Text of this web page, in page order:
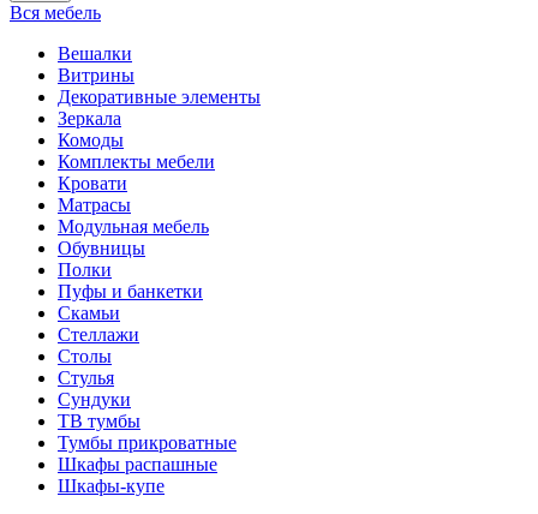
Вся мебель
Вешалки
Витрины
Декоративные элементы
Зеркала
Комоды
Комплекты мебели
Кровати
Матрасы
Модульная мебель
Обувницы
Полки
Пуфы и банкетки
Скамьи
Стеллажи
Столы
Стулья
Сундуки
ТВ тумбы
Тумбы прикроватные
Шкафы распашные
Шкафы-купе